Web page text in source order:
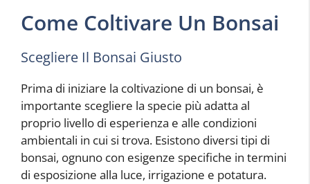
Come Coltivare Un Bonsai
Scegliere Il Bonsai Giusto
Prima di iniziare la coltivazione di un bonsai, è
importante scegliere la specie più adatta al
proprio livello di esperienza e alle condizioni
ambientali in cui si trova. Esistono diversi tipi di
bonsai, ognuno con esigenze specifiche in termini
di esposizione alla luce, irrigazione e potatura.